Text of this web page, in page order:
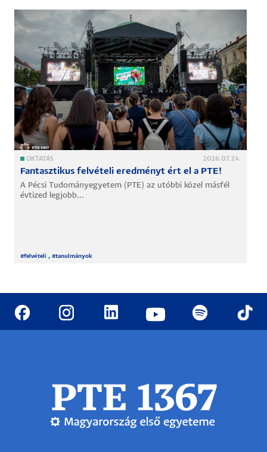
OKTATÁS 2026.07.24.
Fantasztikus felvételi eredményt ért el a PTE!
A Pécsi Tudományegyetem (PTE) az utóbbi közel másfél
évtized legjobb...
#felvételi , #tanulmányok